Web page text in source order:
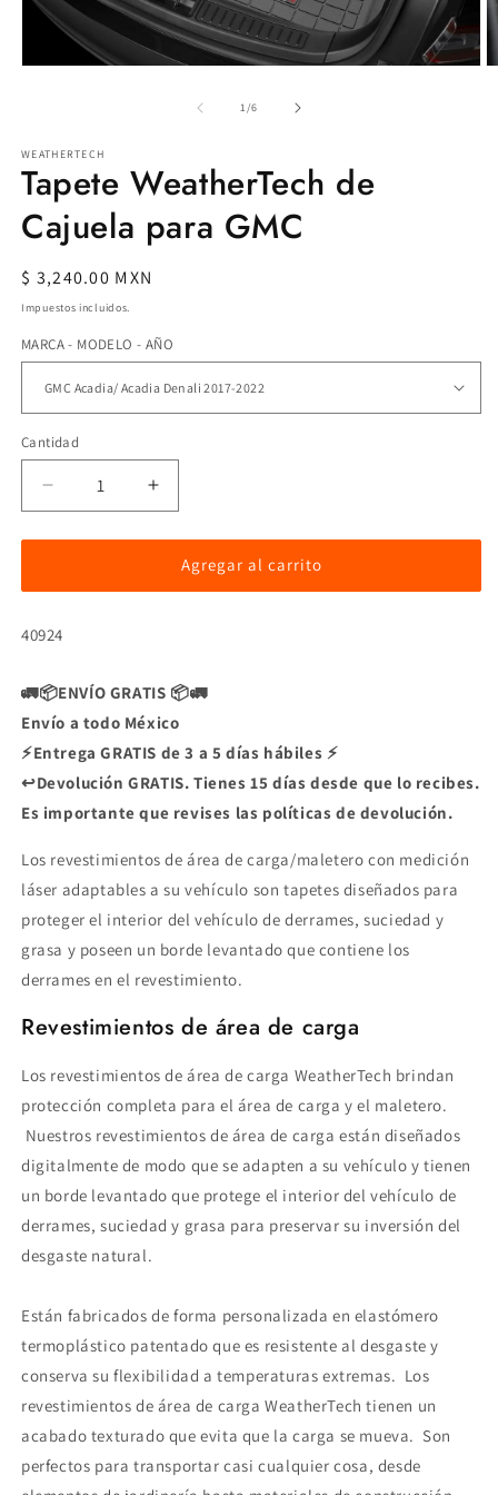
una
ventana
modal
1/de
6
WEATHERTECH
Tapete WeatherTech de
Cajuela para GMC
Precio
habitual
$ 3,240.00 MXN
Impuestos incluidos.
MARCA - MODELO - AÑO
Cantidad
Reducir
cantidad
para
WeatherTech
Cajuela
GMC
Aumentar
cantidad
para
Tapete
WeatherTech
GMC
Agregar al carrito
SKU:
40924
🚛📦ENVÍO GRATIS 📦🚛
Envío a todo México
⚡Entrega GRATIS de 3 a 5 días hábiles ⚡
↩️Devolución GRATIS. Tienes 15 días desde que lo recibes.
Es importante que revises las políticas de devolución.
Los revestimientos de área de carga/maletero con medición
láser adaptables a su vehículo son tapetes diseñados para
proteger el interior del vehículo de derrames, suciedad y
grasa y poseen un borde levantado que contiene los
derrames en el revestimiento.
Revestimientos de área de carga
Los revestimientos de área de carga WeatherTech brindan
protección completa para el área de carga y el maletero.
Nuestros revestimientos de área de carga están diseñados
digitalmente de modo que se adapten a su vehículo y tienen
un borde levantado que protege el interior del vehículo de
derrames, suciedad y grasa para preservar su inversión del
desgaste natural.
Están fabricados de forma personalizada en elastómero
termoplástico patentado que es resistente al desgaste y
conserva su flexibilidad a temperaturas extremas. Los
revestimientos de área de carga WeatherTech tienen un
acabado texturado que evita que la carga se mueva. Son
perfectos para transportar casi cualquier cosa, desde